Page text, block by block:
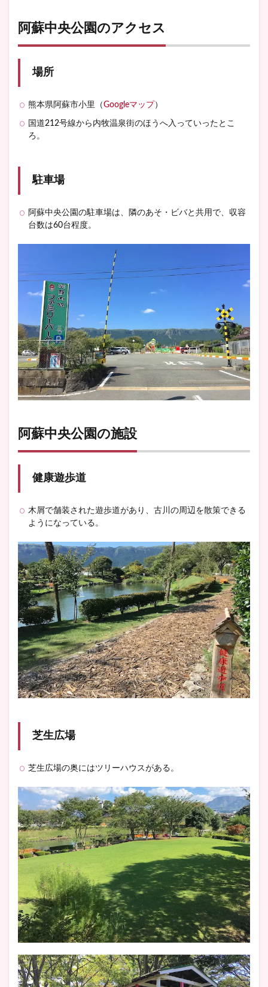
阿蘇中央公園のアクセス
場所
熊本県阿蘇市小里（Googleマップ ）
国道212号線から内牧温泉街のほうへ入っていったとこ
ろ。
駐車場
阿蘇中央公園の駐車場は、隣のあそ・ビバと共用で、収容
台数は60台程度。
阿蘇中央公園の施設
健康遊歩道
木屑で舗装された遊歩道があり、古川の周辺を散策できる
ようになっている。
芝生広場
芝生広場の奥にはツリーハウスがある。